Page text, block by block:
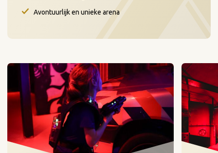
Avontuurlijk en unieke arena